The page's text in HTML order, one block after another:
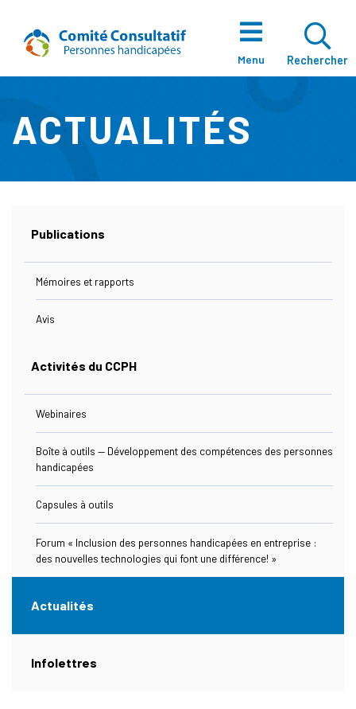
Accueil
Menu
À Propos
Notre Équipe
Enjeux
Ressources
Nous Joindre
Will Open In A New Window)
Will Open In A New Window)
Rechercher
Ouvrir La
ACTUALITÉS
Publications
Mémoires et rapports
Avis
Activités du CCPH
Webinaires
Boîte à outils — Développement des compétences des personnes
handicapées
Capsules à outils
Forum « Inclusion des personnes handicapées en entreprise :
des nouvelles technologies qui font une différence! »
Actualités
(actuellement sélectionnée)
Infolettres